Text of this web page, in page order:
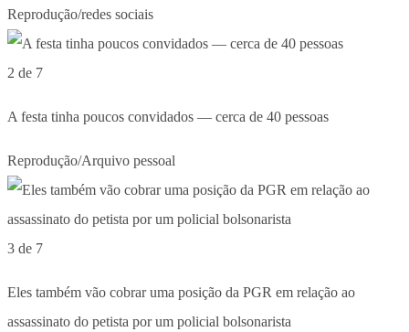
Reprodução/redes sociais
2 de 7
A festa tinha poucos convidados — cerca de 40 pessoas
Reprodução/Arquivo pessoal
3 de 7
Eles também vão cobrar uma posição da PGR em relação ao
assassinato do petista por um policial bolsonarista